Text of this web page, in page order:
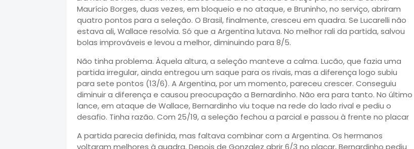
Maurício Borges, duas vezes, em bloqueio e no ataque, e Bruninho, no serviço, abriram
quatro pontos para a seleção. O Brasil, finalmente, cresceu em quadra. Se Lucarelli não
estava ali, Wallace resolvia. Só que a Argentina lutava. No melhor rali da partida, salvou
bolas improváveis e levou a melhor, diminuindo para 8/5.
Não tinha problema. Àquela altura, a seleção manteve a calma. Lucão, que fazia uma
partida irregular, ainda entregou um saque para os rivais, mas a diferença logo subiu
para sete pontos (13/6). A Argentina, por um momento, pareceu crescer. Conseguiu
diminuir a diferença e causou preocupação a Bernardinho. Não era para tanto. No último
lance, em ataque de Wallace, Bernardinho viu toque na rede do lado rival e pediu o
desafio. Tinha razão. Com 25/19, a seleção fechou a parcial e passou à frente no placar
A partida parecia definida, mas faltava combinar com a Argentina. Os hermanos
voltaram melhores à quadra. Depois de Gonzalez abrir 6/3 no placar, Bernardinho pediu